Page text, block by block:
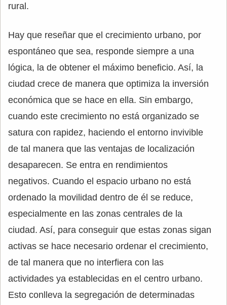
rural.
Hay que reseñar que el crecimiento urbano, por
espontáneo que sea, responde siempre a una
lógica, la de obtener el máximo beneficio. Así, la
ciudad crece de manera que optimiza la inversión
económica que se hace en ella. Sin embargo,
cuando este crecimiento no está organizado se
satura con rapidez, haciendo el entorno invivible
de tal manera que las ventajas de localización
desaparecen. Se entra en rendimientos
negativos. Cuando el espacio urbano no está
ordenado la movilidad dentro de él se reduce,
especialmente en las zonas centrales de la
ciudad. Así, para conseguir que estas zonas sigan
activas se hace necesario ordenar el crecimiento,
de tal manera que no interfiera con las
actividades ya establecidas en el centro urbano.
Esto conlleva la segregación de determinadas